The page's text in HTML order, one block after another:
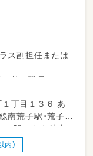
ス副担任または
他の職員とティ
しっかりと過ご
丁目１３６ あ
南荒子駅・荒子駅
の駅からも徒歩
内）